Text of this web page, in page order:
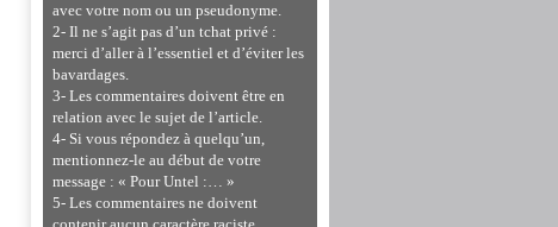
avec votre nom ou un pseudonyme.
2- Il ne s’agit pas d’un tchat privé :
merci d’aller à l’essentiel et d’éviter les
bavardages.
3- Les commentaires doivent être en
relation avec le sujet de l’article.
4- Si vous répondez à quelqu’un,
mentionnez-le au début de votre
message : « Pour Untel :… »
5- Les commentaires ne doivent